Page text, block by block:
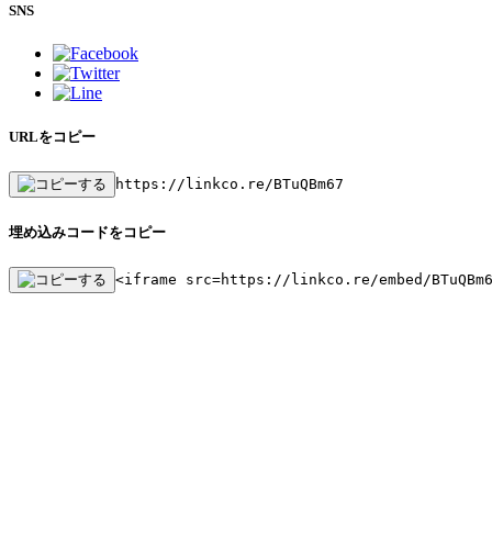
SNS
URLをコピー
https://linkco.re/BTuQBm67
埋め込みコードをコピー
<iframe src=https://linkco.re/embed/